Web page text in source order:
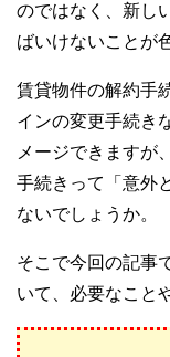
のではなく、新し
ばいけないことが
賃貸物件の解約手
インの変更手続き
メージできますが
手続きって「意外
ないでしょうか。
そこで今回の記事
いて、必要なこと